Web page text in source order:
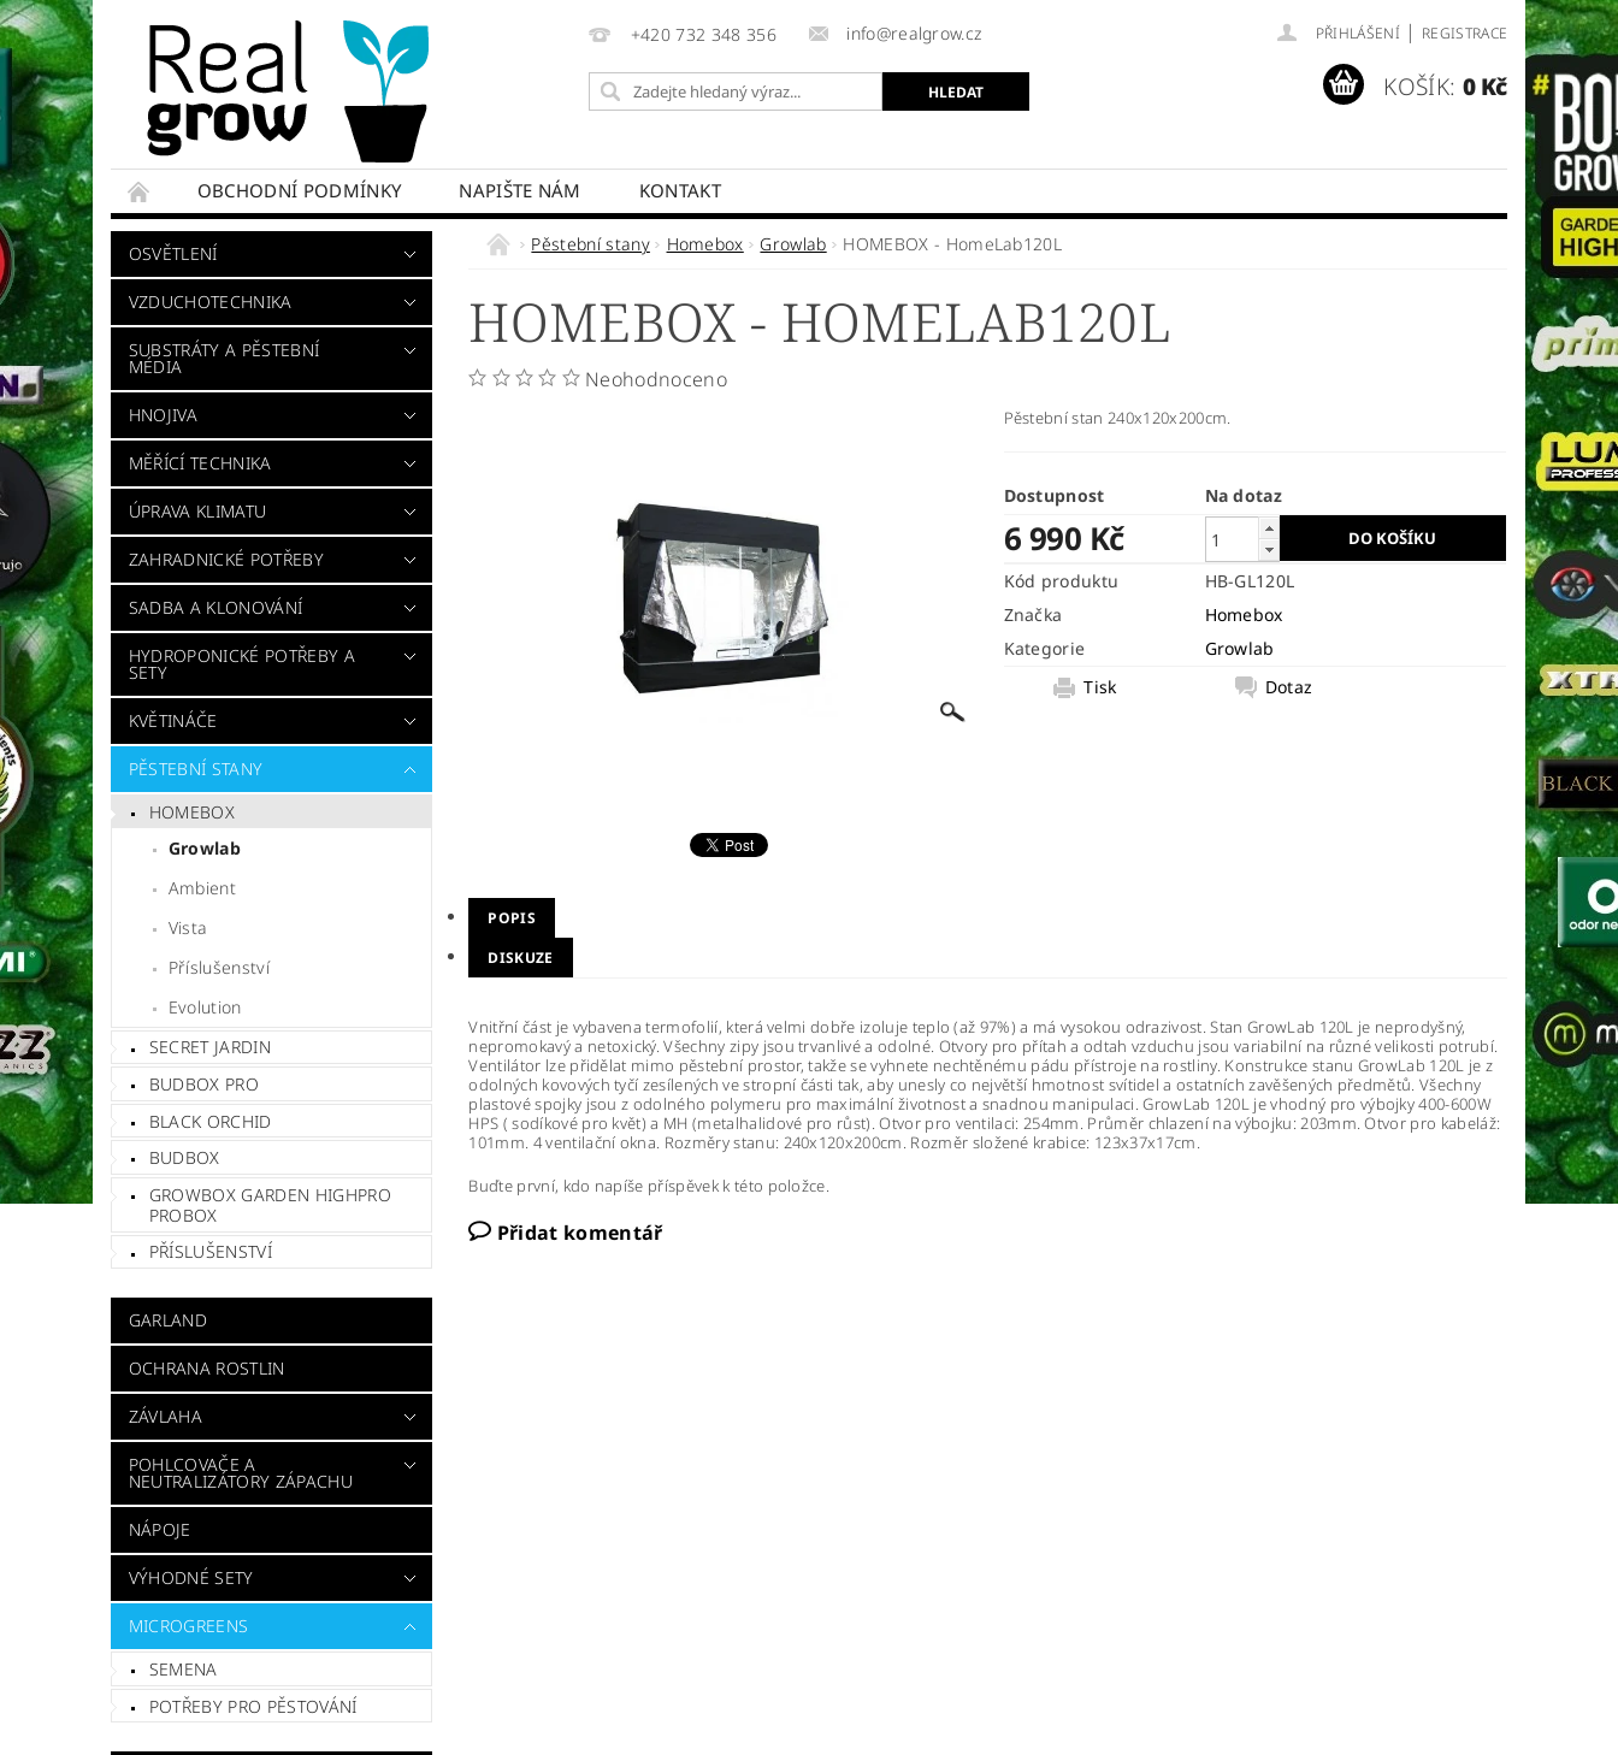
+420 732 348 356 info@realgrow.cz PŘIHLÁŠENÍ | REGISTRACE
KOŠÍK: 0 Kč
OBCHODNÍ PODMÍNKY NAPIŠTE NÁM KONTAKT
OSVĚTLENÍ
VZDUCHOTECHNIKA
SUBSTRÁTY A PĚSTEBNÍ
MÉDIA
HNOJIVA
MĚŘÍCÍ TECHNIKA
ÚPRAVA KLIMATU
ZAHRADNICKÉ POTŘEBY
SADBA A KLONOVÁNÍ
HYDROPONICKÉ POTŘEBY A
SETY
KVĚTINÁČE
PĚSTEBNÍ STANY
HOMEBOX
Growlab
Ambient
Vista
Příslušenství
Evolution
SECRET JARDIN
BUDBOX PRO
BLACK ORCHID
BUDBOX
GROWBOX GARDEN HIGHPRO
PROBOX
PŘÍSLUŠENSTVÍ
GARLAND
OCHRANA ROSTLIN
ZÁVLAHA
POHLCOVAČE A
NEUTRALIZÁTORY ZÁPACHU
NÁPOJE
VÝHODNÉ SETY
MICROGREENS
SEMENA
POTŘEBY PRO PĚSTOVÁNÍ
Pěstební stany Homebox Growlab HOMEBOX - HomeLab120L
HOMEBOX - HOMELAB120L
Neohodnoceno
Pěstební stan 240x120x200cm.
Dostupnost Na dotaz
6 990 Kč
Kód produktu
HB-GL120L
Značka
Homebox
Kategorie
Growlab
Tisk
Dotaz
POPIS
DISKUZE
Vnitřní část je vybavena termofolií, která velmi dobře izoluje teplo (až 97%) a má vysokou odrazivost. Stan GrowLab 120L je neprodyšný,
nepromokavý a netoxický. Všechny zipy jsou trvanlivé a odolné. Otvory pro přítah a odtah vzduchu jsou variabilní na různé velikosti potrubí.
Ventilátor lze přidělat mimo pěstební prostor, takže se vyhnete nechtěnému pádu přístroje na rostliny. Konstrukce stanu GrowLab 120L je z
odolných kovových tyčí zesílených ve stropní části tak, aby unesly co největší hmotnost svítidel a ostatních zavěšených předmětů. Všechny
plastové spojky jsou z odolného polymeru pro maximální životnost a snadnou manipulaci. GrowLab 120L je vhodný pro výbojky 400-600W
HPS ( sodíkové pro květ) a MH (metalhalidové pro růst). Otvor pro ventilaci: 254mm. Průměr chlazení na výbojku: 203mm. Otvor pro kabeláž:
101mm. 4 ventilační okna. Rozměry stanu: 240x120x200cm. Rozměr složené krabice: 123x37x17cm.
Buďte první, kdo napíše příspěvek k této položce.
Přidat komentář